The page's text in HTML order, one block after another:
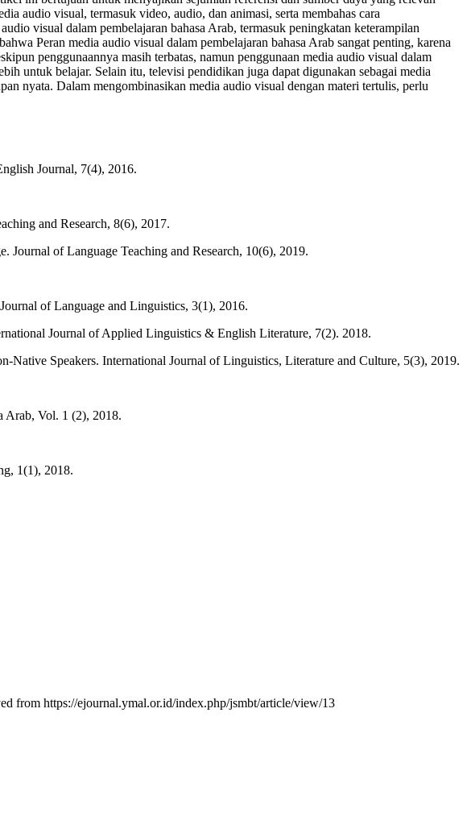
audio visual, termasuk video, audio, dan animasi, serta membahas cara
visual dalam pembelajaran bahasa Arab, termasuk peningkatan keterampilan
Peran media audio visual dalam pembelajaran bahasa Arab sangat penting, karena
penggunaannya masih terbatas, namun penggunaan media audio visual dalam
untuk belajar. Selain itu, televisi pendidikan juga dapat digunakan sebagai media
nyata. Dalam mengombinasikan media audio visual dengan materi tertulis, perlu
Journal, 7(4), 2016.
and Research, 8(6), 2017.
of Language Teaching and Research, 10(6), 2019.
of Language and Linguistics, 3(1), 2016.
Journal of Applied Linguistics & English Literature, 7(2). 2018.
Speakers. International Journal of Linguistics, Literature and Culture, 5(3), 2019.
Arab, Vol. 1 (2), 2018.
1(1), 2018.
from https://ejournal.ymal.or.id/index.php/jsmbt/article/view/13